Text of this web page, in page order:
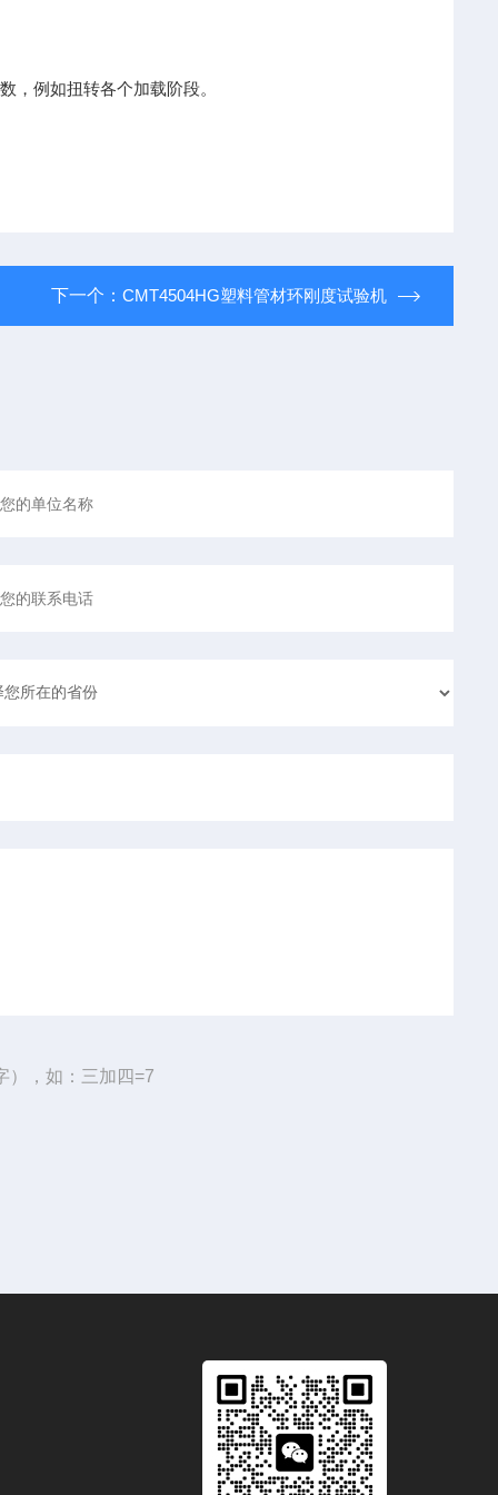
例如扭转各个加载阶段。
下一个： CMT4504HG塑料管材环刚度试验机
），如：三加四=7